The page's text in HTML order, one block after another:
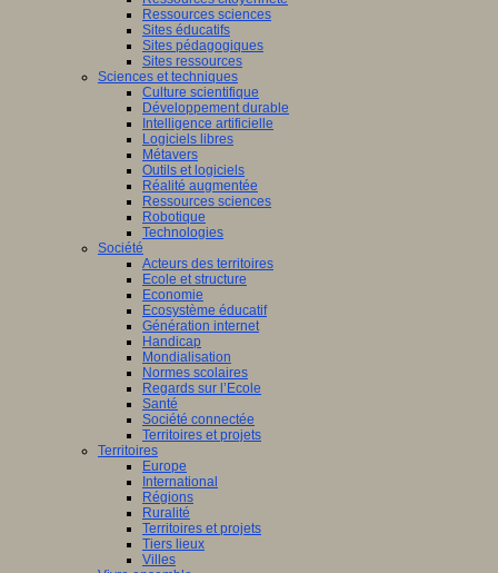
Ressources sciences
Sites éducatifs
Sites pédagogiques
Sites ressources
Sciences et techniques
Culture scientifique
Développement durable
Intelligence artificielle
Logiciels libres
Métavers
Outils et logiciels
Réalité augmentée
Ressources sciences
Robotique
Technologies
Société
Acteurs des territoires
Ecole et structure
Economie
Ecosystème éducatif
Génération internet
Handicap
Mondialisation
Normes scolaires
Regards sur l’Ecole
Santé
Société connectée
Territoires et projets
Territoires
Europe
International
Régions
Ruralité
Territoires et projets
Tiers lieux
Villes